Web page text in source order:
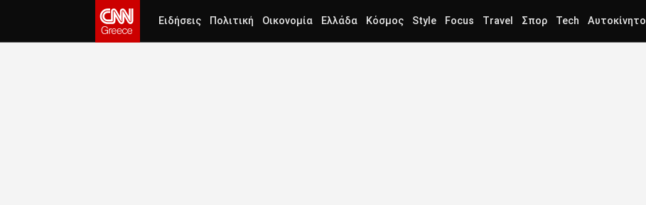
Ειδήσεις Πολιτική Οικονομία Ελλάδα Κόσμος Style Focus Travel Σπορ Tech Αυτοκίνητο